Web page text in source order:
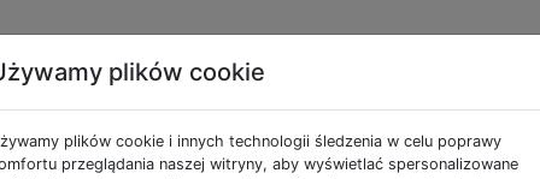
to dziwne
plików cookie
plików cookie i innych technologii śledzenia w celu poprawy
przeglądania naszej witryny, aby wyświetlać spersonalizowane